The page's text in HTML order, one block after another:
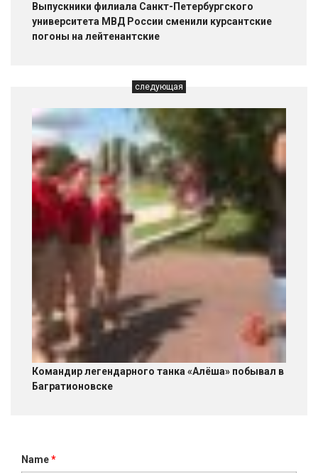
Выпускники филиала Санкт-Петербургского
университета МВД России сменили курсантские
погоны на лейтенантские
следующая
Командир легендарного танка «Алёша» побывал в
Багратионовске
Name*